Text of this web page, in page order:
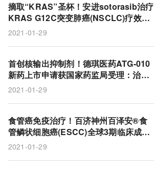
摘取“KRAS”圣杯！安进sotorasib治疗
KRAS G12C突变肺癌(NSCLC)疗效强
劲：疾病控制率80.6%!
2021-01-29
首创核输出抑制剂！德琪医药ATG-010
新药上市申请获国家药监局受理：治疗
多发性骨髓瘤(MM)！
2021-01-29
食管癌免疫治疗！百济神州百泽安®食
管鳞状细胞癌(ESCC)全球3期临床成
功：显著延长生存期!
2021-01-29